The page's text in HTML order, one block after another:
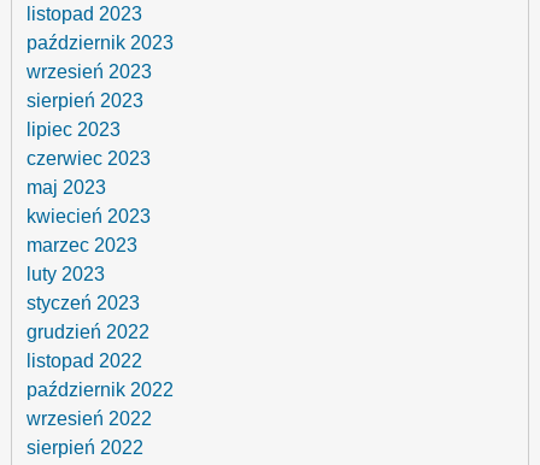
listopad 2023
październik 2023
wrzesień 2023
sierpień 2023
lipiec 2023
czerwiec 2023
maj 2023
kwiecień 2023
marzec 2023
luty 2023
styczeń 2023
grudzień 2022
listopad 2022
październik 2022
wrzesień 2022
sierpień 2022